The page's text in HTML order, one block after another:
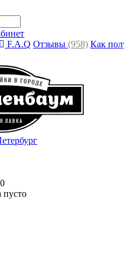
F.A.Q Отзывы (958) Как
пусто